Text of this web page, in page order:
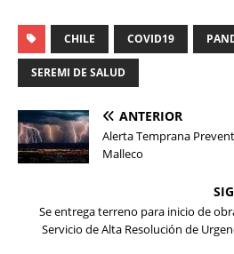
CHILE COVID19
SEREMI DE SALUD
ANTERIOR
Alerta Temprana
Malleco
Se entrega terreno para inicio de
Servicio de Alta Resolución de